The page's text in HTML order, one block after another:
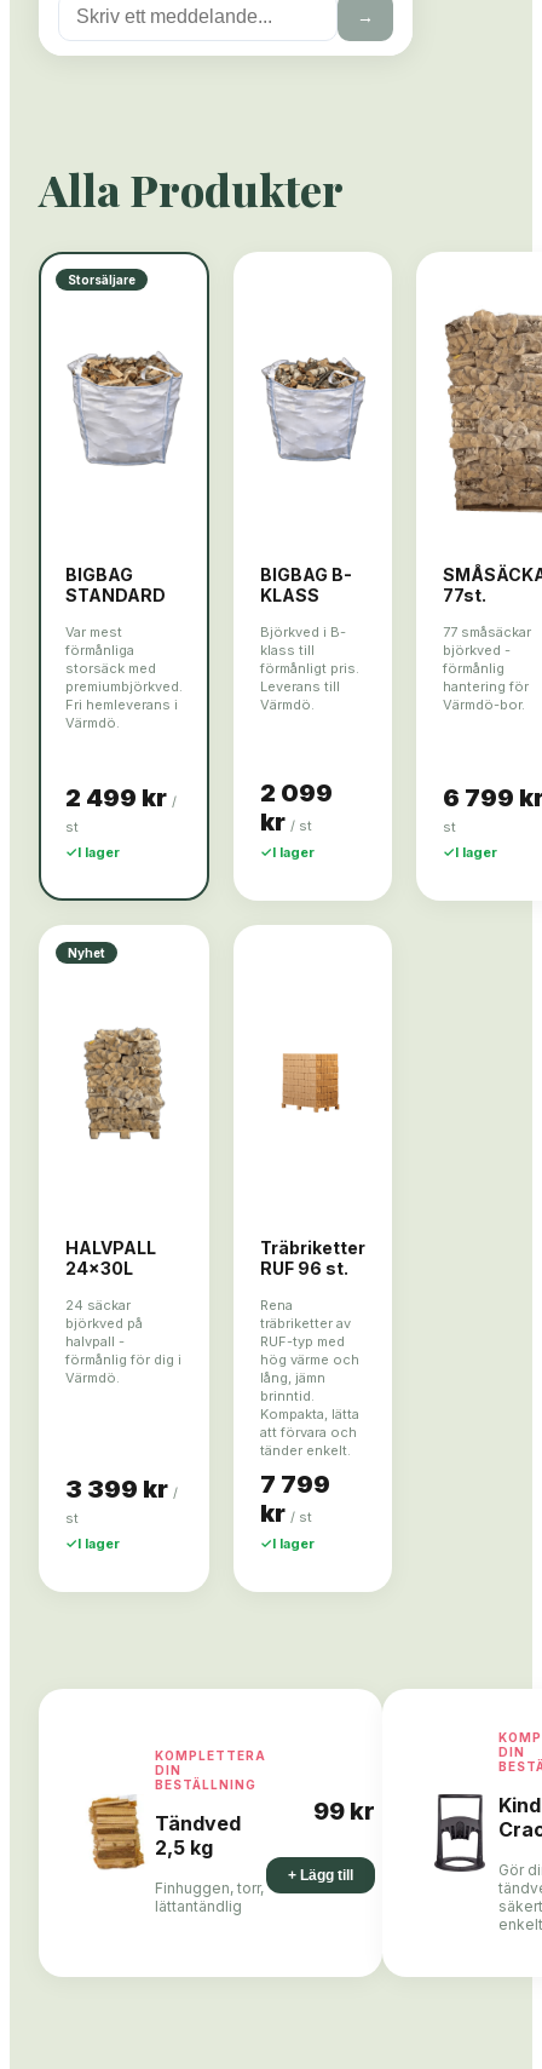
→
Alla Produkter
Storsäljare
BIGBAG
STANDARD
Var mest
förmånliga
storsäck med
premiumbjörkved.
Fri hemleverans i
Värmdö.
2 499 kr /
st
✓I lager
BIGBAG B-
KLASS
Björkved i B-
klass till
förmånligt pris.
Leverans till
Värmdö.
2 099
kr / st
✓I lager
77st.
77 småsäckar
björkved -
förmånlig
hantering för
Värmdö-bor.
6 799
st
✓I lager
Nyhet
HALVPALL
24x30L
24 säckar
björkved på
halvpall -
förmånlig för dig i
Värmdö.
3 399 kr /
st
✓I lager
Träbriketter
RUF 96 st.
Rena
träbriketter av
RUF-typ med
hög värme och
lång, jämn
brinntid.
Kompakta, lätta
att förvara och
tänder enkelt.
7 799
kr / st
✓I lager
KOMPLETTERA
DIN
BESTÄLLNING
Tändved
2,5 kg
Finhuggen, torr,
lättantändlig
99 kr
+ Lägg till
DIN
Gör
enkelt